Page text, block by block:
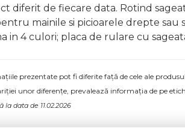
diferit de fiecare data. Rotind
mainile si picioarele drepte sau
in 4 culori; placa de rulare cu
prezentate pot fi diferite față de cele ale
unor diferențe, prevalează informația de pe
data de 11.02.2026